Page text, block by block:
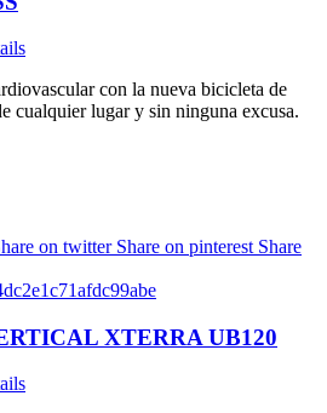
con la nueva bicicleta de
cualquier lugar y sin ninguna excusa.
on twitter Share on pinterest Share
XTERRA UB120